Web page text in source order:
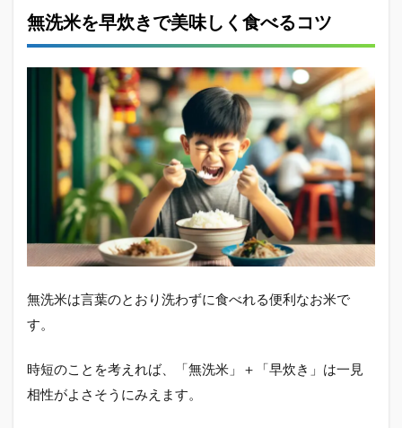
の方
いを
総括
無洗米を早炊きで美味しく食べるコツ
無洗米は言葉のとおり洗わずに食べれる便利なお米で
す。
時短のことを考えれば、「無洗米」＋「早炊き」は一見
相性がよさそうにみえます。